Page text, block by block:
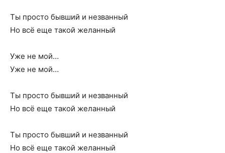
Ты просто бывший и незванный
Но всё еще такой желанный
Уже не мой…
Уже не мой…
Ты просто бывший и незванный
Но всё еще такой желанный
Ты просто бывший и незванный
Но всё еще такой желанный